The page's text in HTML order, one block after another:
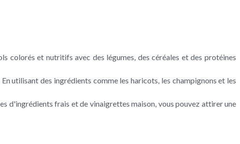
colorés et nutritifs avec des légumes, des céréales et des protéines
utilisant des ingrédients comme les haricots, les champignons et les
d'ingrédients frais et de vinaigrettes maison, vous pouvez attirer une